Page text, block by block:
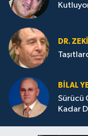
DR.
BILAL
Sürücü
Kadar